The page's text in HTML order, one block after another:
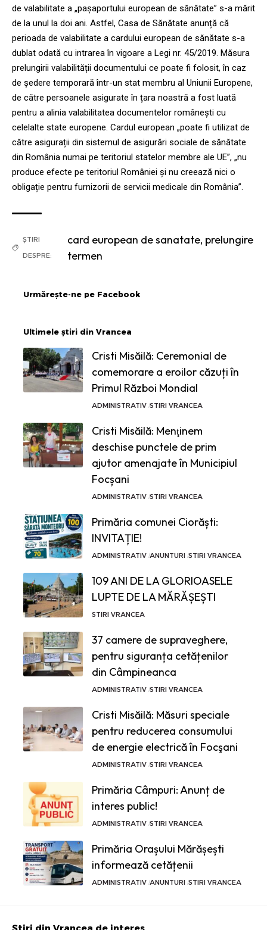
de valabilitate a „pașaportului european de sănătate” s-a mărit
de la unul la doi ani. Astfel, Casa de Sănătate anunță că
perioada de valabilitate a cardului european de sănătate s-a
dublat odată cu intrarea în vigoare a Legi nr. 45/2019. Măsura
prelungirii valabilității documentului ce poate fi folosit, în caz
de ședere temporară într-un stat membru al Uniunii Europene,
de către persoanele asigurate în țara noastră a fost luată
pentru a alinia valabilitatea documentelor românești cu
celelalte state europene. Cardul european „poate fi utilizat de
către asigurații din sistemul de asigurări sociale de sănătate
din România numai pe teritoriul statelor membre ale UE”, „nu
produce efecte pe teritoriul României și nu creează nici o
obligație pentru furnizorii de servicii medicale din România”.
ȘTIRI
DESPRE:
card european de sanatate, prelungire
termen
Urmărește-ne pe Facebook
Ultimele știri din Vrancea
Cristi Misăilă: Ceremonial de
comemorare a eroilor căzuți în
Primul Război Mondial
ADMINISTRATIV STIRI VRANCEA
Cristi Misăilă: Menţinem
deschise punctele de prim
ajutor amenajate în Municipiul
Focșani
ADMINISTRATIV STIRI VRANCEA
Primăria comunei Ciorăști:
INVITAȚIE!
ADMINISTRATIV ANUNTURI STIRI VRANCEA
109 ANI DE LA GLORIOASELE
LUPTE DE LA MĂRĂȘEȘTI
STIRI VRANCEA
37 camere de supraveghere,
pentru siguranța cetățenilor
din Câmpineanca
ADMINISTRATIV STIRI VRANCEA
Cristi Misăilă: Măsuri speciale
pentru reducerea consumului
de energie electrică în Focşani
ADMINISTRATIV STIRI VRANCEA
Primăria Câmpuri: Anunț de
interes public!
ADMINISTRATIV STIRI VRANCEA
Primăria Orașului Mărășești
informează cetățenii
ADMINISTRATIV ANUNTURI STIRI VRANCEA